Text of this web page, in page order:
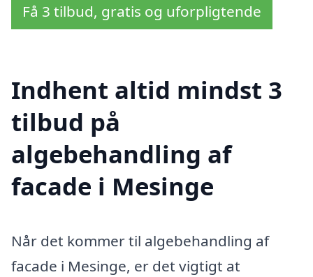
Få 3 tilbud, gratis og uforpligtende
Indhent altid mindst 3
tilbud på
algebehandling af
facade i Mesinge
Når det kommer til algebehandling af
facade i Mesinge, er det vigtigt at